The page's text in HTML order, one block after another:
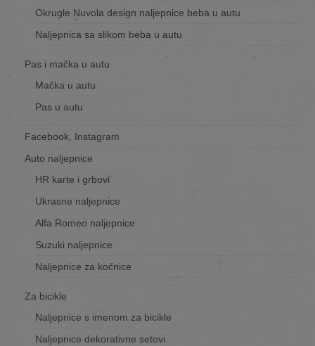
Okrugle Nuvola design naljepnice beba u autu
Naljepnica sa slikom beba u autu
Pas i mačka u autu
Mačka u autu
Pas u autu
Facebook, Instagram
Auto naljepnice
HR karte i grbovi
Ukrasne naljepnice
Alfa Romeo naljepnice
Suzuki naljepnice
Naljepnice za kočnice
Za bicikle
Naljepnice s imenom za bicikle
Naljepnice dekorativne setovi